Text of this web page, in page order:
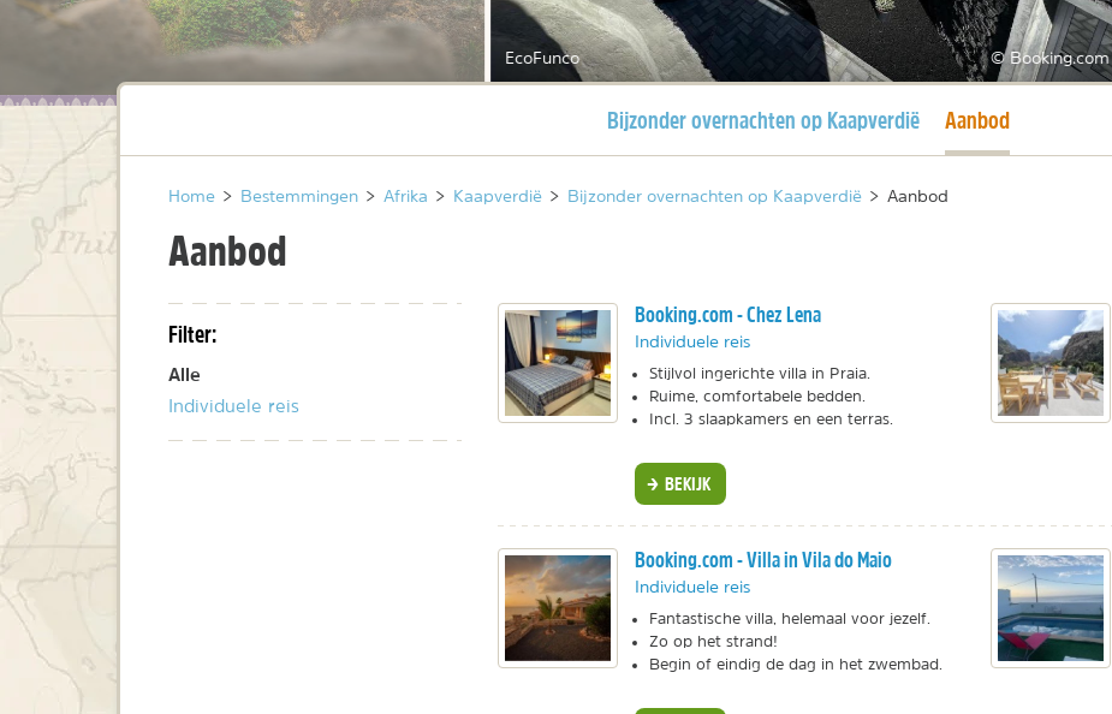
EcoFunco © Booking.com
Huidige pagina
Bijzonder overnachten op Kaapverdië Huidige pagina
Aanbod
Home > Bestemmingen > Afrika > Kaapverdië > Bijzonder overnachten op Kaapverdië > Aanbod
Aanbod
Filter:
Alle
Individuele reis
Booking.com - Chez Lena
Individuele reis
Stijlvol ingerichte villa in Praia.
Ruime, comfortabele bedden.
Incl. 3 slaapkamers en een terras.
BEKIJK
Booking.com - Villa in Vila do Maio
Individuele reis
Fantastische villa, helemaal voor jezelf.
Zo op het strand!
Begin of eindig de dag in het zwembad.